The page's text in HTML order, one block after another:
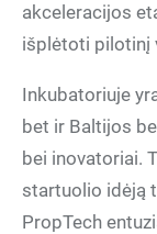
akceleracijos
išplėtoti pilotinį
Inkubatoriuje
bet ir Baltijos
bei inovatoriai.
startuolio idėją
PropTech